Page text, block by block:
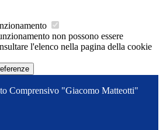
non possono essere
l'elenco nella pagina della cookie
Comprensivo "Giacomo Matteotti"